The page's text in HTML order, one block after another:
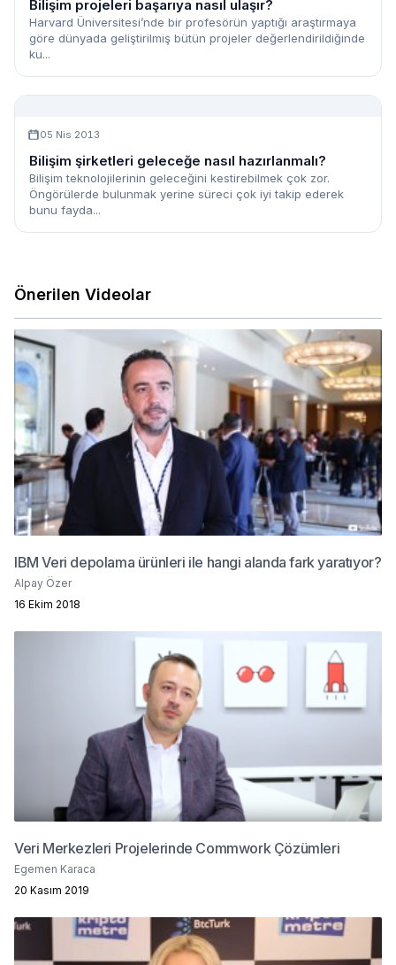
Bilişim projeleri başarıya nasıl ulaşır?
Harvard Üniversitesi’nde bir profesörün yaptığı araştırmaya
göre dünyada geliştirilmiş bütün projeler değerlendirildiğinde
ku...
05 Nis 2013
Bilişim şirketleri geleceğe nasıl hazırlanmalı?
Bilişim teknolojilerinin geleceğini kestirebilmek çok zor.
Öngörülerde bulunmak yerine süreci çok iyi takip ederek
bunu fayda...
Önerilen Videolar
IBM Veri depolama ürünleri ile hangi alanda fark yaratıyor?
Alpay Özer
16 Ekim 2018
Veri Merkezleri Projelerinde Commwork Çözümleri
Egemen Karaca
20 Kasım 2019